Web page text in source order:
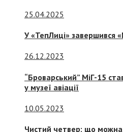
25.04.2025
У «ТепЛиці» завершився
26.12.2023
“Броварський” МіГ-15
у музеї авіації
10.05.2023
Чистий четвер: що